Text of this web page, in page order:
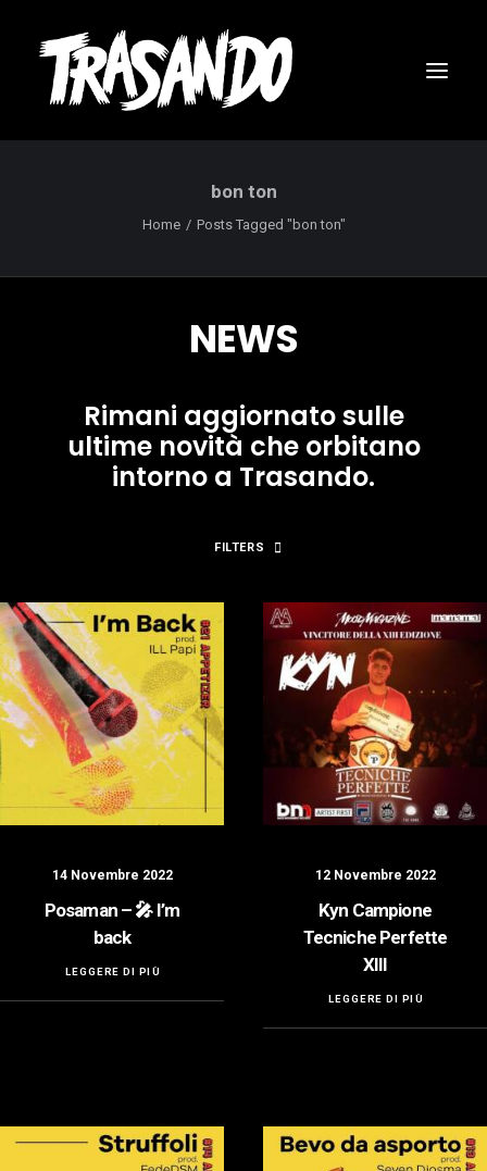
RICERCA
bon ton
Home Posts Tagged "bon ton"
NEWS
Rimani aggiornato sulle
ultime novità che orbitano
intorno a Trasando.
FILTERS
14 Novembre 2022
Posaman – 🎤 I’m
back
LEGGERE DI PIÙ
12 Novembre 2022
Kyn Campione
Tecniche Perfette
XIII
LEGGERE DI PIÙ